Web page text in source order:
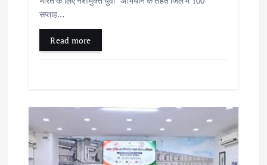
सप्ताह…
Read more